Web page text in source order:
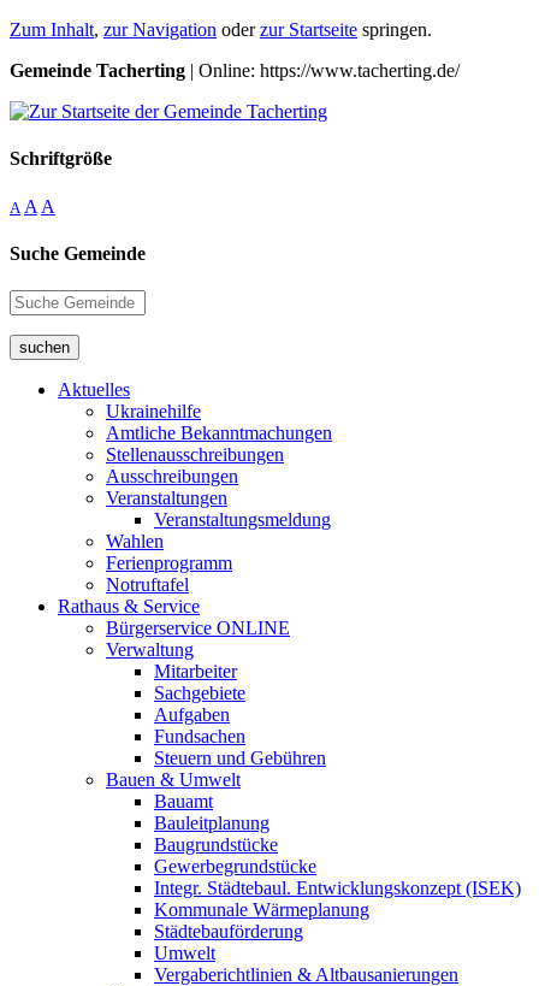
Zum Inhalt, zur Navigation oderzur Startseite springen.
Gemeinde Tacherting | Online: https://www.tacherting.de/
Schriftgröße
A A A
Suche Gemeinde
suchen
Aktuelles
Ukrainehilfe
Amtliche Bekanntmachungen
Stellenausschreibungen
Ausschreibungen
Veranstaltungen
Veranstaltungsmeldung
Wahlen
Ferienprogramm
Notruftafel
Rathaus & Service
Bürgerservice ONLINE
Verwaltung
Mitarbeiter
Sachgebiete
Aufgaben
Fundsachen
Steuern und Gebühren
Bauen & Umwelt
Bauamt
Bauleitplanung
Baugrundstücke
Gewerbegrundstücke
Integr. Städtebaul. Entwicklungskonzept (ISEK)
Kommunale Wärmeplanung
Städtebauförderung
Umwelt
Vergaberichtlinien & Altbausanierungen